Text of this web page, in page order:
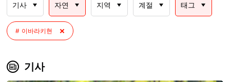
기사 자연 지역 계절 태그
이바라키현
기사